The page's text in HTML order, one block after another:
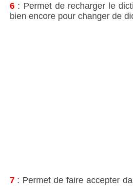
6: Permet de recharger le
bien encore pour changer de
7: Permet de faire accepter